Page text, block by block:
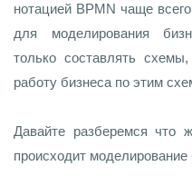
нотацией BPMN чаще
для моделирования
только составлять
работу бизнеса по этим
Давайте разберемся что
происходит